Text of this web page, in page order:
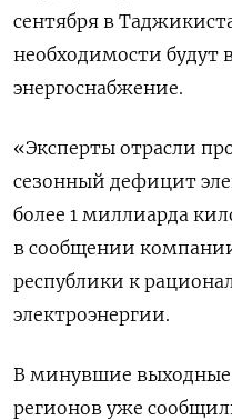
сентября в
необходимости будут
энергоснабжение.
«Эксперты отрасли
сезонный дефицит
более 1 миллиарда
в сообщении
республики к
электроэнергии.
В минувшие
регионов уже